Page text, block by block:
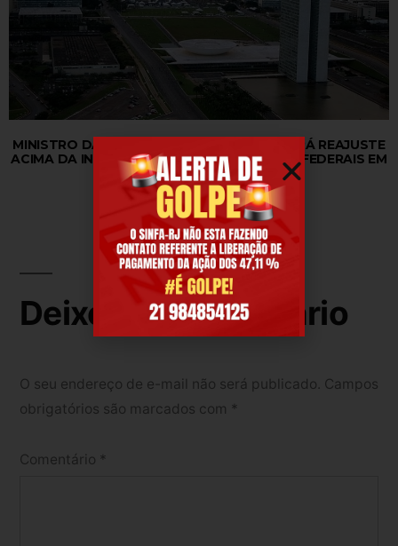
MINISTRO DA FAZENDA DIZ QUE NÃO HAVERÁ REAJUSTE
ACIMA DA INFLAÇÃO PARA OS SERVIDORES FEDERAIS EM
2027
Deixe um comentário
O seu endereço de e-mail não será publicado. Campos
obrigatórios são marcados com *
Comentário *